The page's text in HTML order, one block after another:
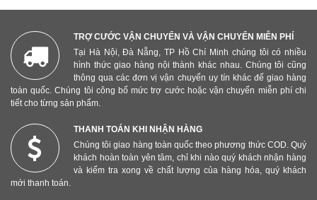
TRỢ CƯỚC VẬN CHUYỂN VÀ VẬN CHUYỂN MIỄN PHÍ
Tại Hà Nội, Đà Nẵng, TP Hồ Chí Minh chúng tôi có nhiều
hình thức giao hàng nội thành khác nhau. Chúng tôi cũng
thông qua các đơn vị vận chuyển uy tín khác để giao hàng
toàn quốc. Chúng tôi công bố mức trợ cước hoặc vận chuyển miễn phí chi
tiết cho từng sản phẩm.
THANH TOÁN KHI NHẬN HÀNG
Chúng tôi giao hàng toàn quốc theo phương thức COD. Quý
khách hoàn toàn yên tâm, chỉ khi nào quý khách nhận hàng
và kiểm tra xong về chất lượng của hàng hóa, quý khách
mới thanh toán.